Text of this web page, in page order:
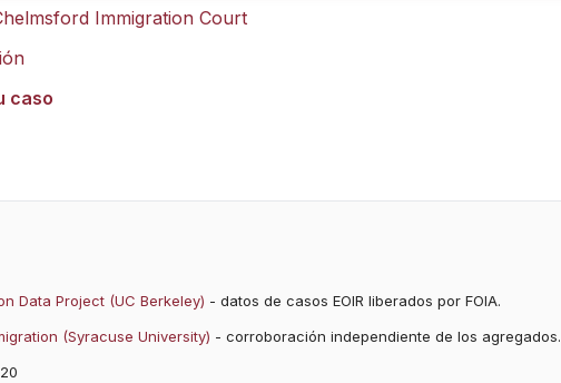
Immigration Court
caso
Data Project (UC Berkeley) - datos de casos EOIR liberados por FOIA.
(Syracuse University) - corroboración independiente de los agregados.